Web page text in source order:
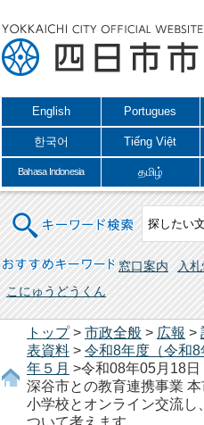
English Portugues
한국어 Tiếng Việt
Bahasa Indonesia தமிழ்
キーワード検索
おすすめキーワード 窓口案内 入
こにゅうどうくん
トップ> 市政全般 > 広報 >
表資料 > 令和8年度（令和8
年５月 >令和08年05月18
深谷市との教育連携事業
小学校とオンライン交流し
ついて考えます